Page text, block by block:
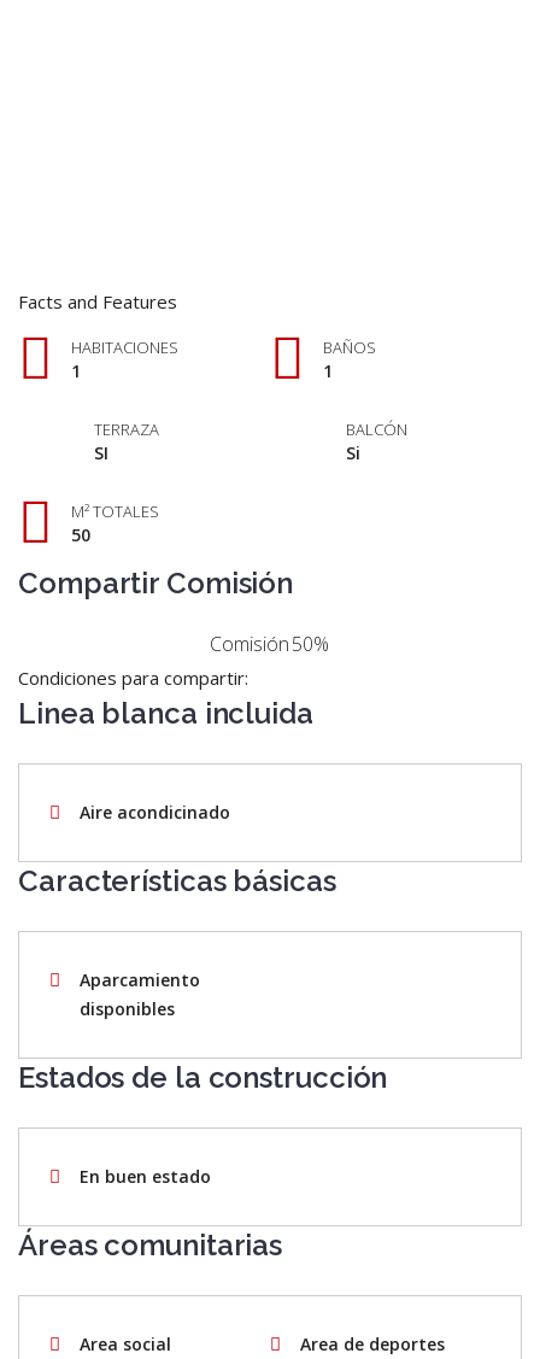
Facts and Features
HABITACIONES
1
BAÑOS
1
TERRAZA
SI
BALCÓN
Si
M² TOTALES
50
Compartir Comisión
Comisión50%
Condiciones para compartir:
Linea blanca incluida
Aire acondicinado
Características básicas
Aparcamiento
disponibles
Estados de la construcción
En buen estado
Áreas comunitarias
Area social Area de deportes